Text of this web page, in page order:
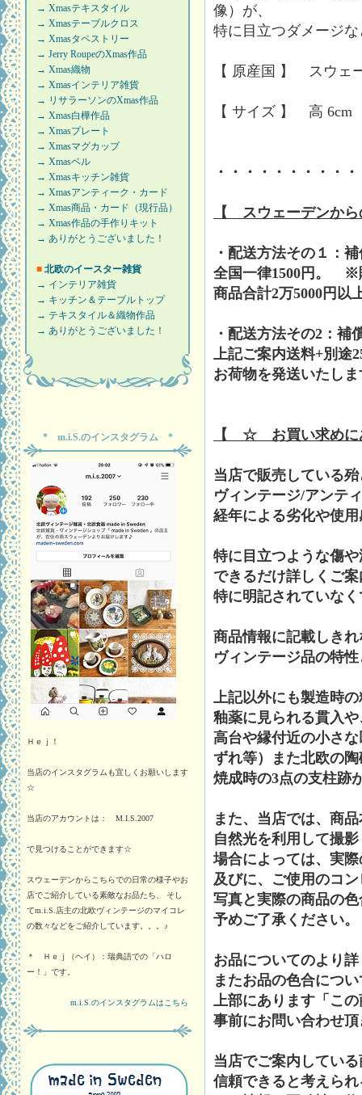
→ Xmasテキスタイル
→ Xmasテーブルクロス
→ Xmasタペストリー
→ Jerry RoupeのXmas作品
→ Xmas織物
→ Xmasインテリア雑貨
→ リサラーソンのXmas作品
→ Xmas白樺作品
→ Xmasプレート
→ Xmasマグカップ
→ Xmasベル
→ Xmasキッチン雑貨
→ Xmasアンティーク・カード
→ Xmas商品・カード（現行品）
→ Xmas作品の手作りキット
→ ありがとうございました！
■ 北欧のイースター雑貨
→ インテリア雑貨
→ キッチン＆テーブルトップ
→ テキスタイル＆織物作品
→ ありがとうございました！
* m.i.S.のインスタグラム *
Ｈｅｊ！
当店のインスタグラムも宜しくお願いします
☆
当店のアカウントは： M.I.S.2007
で見つけることができます☆
スウェーデンからこちらでの日常の様子やお
店でご紹介している素敵なお品たち、 そし
てm.i.S.店主の北欧ヴィンテージのマイコレ
の数々などをご紹介しています。。。♪
＊ Ｈｅｊ（ヘイ）：瑞典語での「ハロ
ー！」です。
m.i.S.のインスタグラムはこちら
像）が、
特に目立つダメージ
【 原産国 】 スウェ
【 サイズ 】 高 6cm
・・・・・・・・・
【 スウェーデンか
・配送方法その１：
全国一律1500円。 ※
商品合計2万5000円以
・配送方法その2：補
上記ご案内送料+別途
お荷物を発送いたし
【 ☆ お買い求め
当店で販売している
ヴィンテージ/アンテ
経年による劣化や使
特に目立つような傷
できるだけ詳しくご
特に明記されていな
商品情報に記載しき
ヴィンテージ品の特
上記以外にも製造時
釉薬に見られる貫入
高台や縁付近の小さ
ずれ等）また北欧の
焼成時の3点の支柱跡
また、当店では、商
自然光を利用して撮
場合によっては、実
及びに、ご使用のコ
写真と実際の商品の
予めご了承ください。
お品についてのより
またお品の色合につ
上部にあります「こ
事前にお問い合わせ
当店でご案内してい
信頼できると考えら